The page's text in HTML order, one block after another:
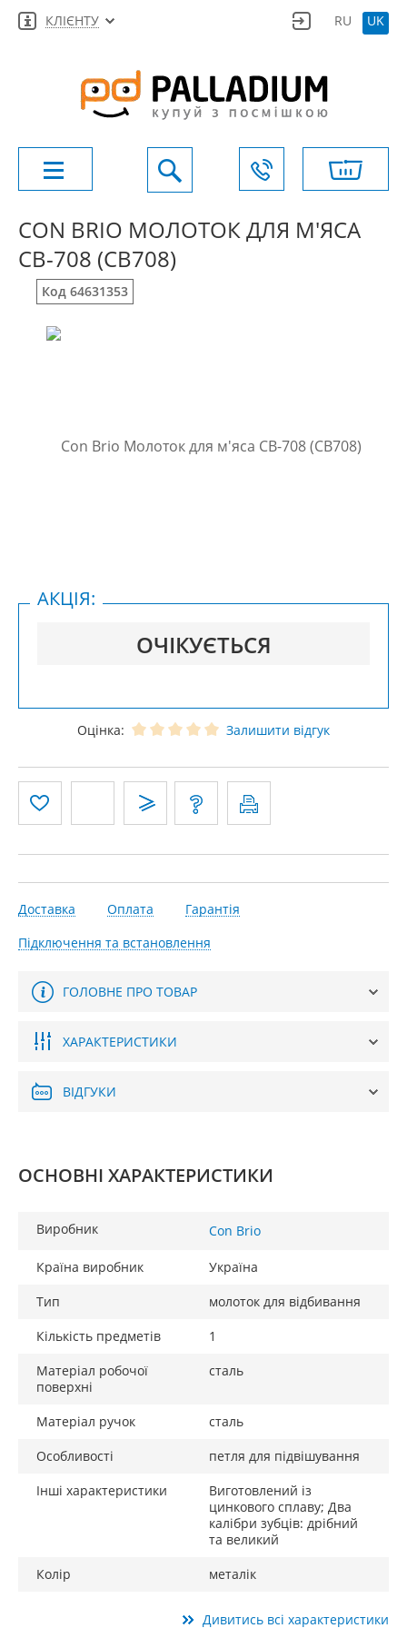
КЛІЄНТУ RU UK
CON BRIO МОЛОТОК ДЛЯ М'ЯСА
CB-708 (СВ708)
Код 64631353
ОЧІКУЄТЬСЯ
АКЦІЯ:
Оцінка: Залишити відгук
Доставка Оплата
Гарантія
Підключення та встановлення
ГОЛОВНЕ ПРО ТОВАР
ХАРАКТЕРИСТИКИ
ВІДГУКИ
ОСНОВНІ ХАРАКТЕРИСТИКИ
Виробник Con Brio
Країна виробник
Україна
Тип
молоток для відбивання
Кількість предметів
1
Матеріал робочої
поверхні
сталь
Матеріал ручок
сталь
Особливості
петля для підвішування
Інші характеристики
Виготовлений із
цинкового сплаву; Два
калібри зубців: дрібний
та великий
Колір
металік
Дивитись всі характеристики